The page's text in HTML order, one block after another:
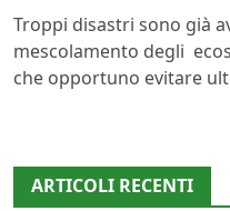
Troppi disastri sono già
mescolamento degli
che opportuno evitare
ARTICOLI RECENTI